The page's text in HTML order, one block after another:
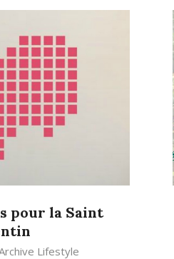
pour la Saint
Lifestyle